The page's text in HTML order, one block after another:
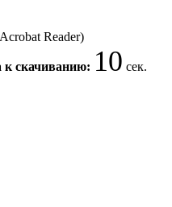
Reader)
к скачиванию: 10 сек.